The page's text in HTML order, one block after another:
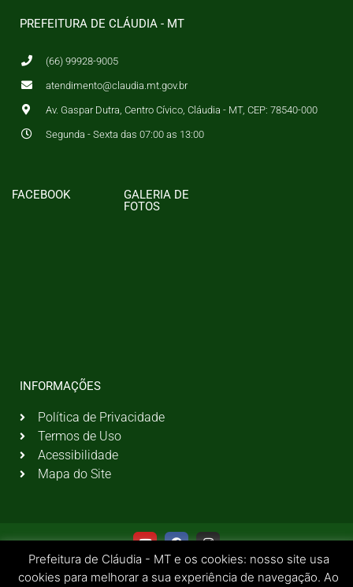
PREFEITURA DE CLÁUDIA - MT
(66) 99928-9005
atendimento@claudia.mt.gov.br
Av. Gaspar Dutra, Centro Cívico, Cláudia - MT, CEP: 78540-000
Segunda - Sexta das 07:00 as 13:00
FACEBOOK
GALERIA DE
FOTOS
INFORMAÇÕES
Política de Privacidade
Termos de Uso
Acessibilidade
Mapa do Site
Prefeitura de Cláudia - MT e os cookies: nosso site usa
cookies para melhorar a sua experiência de navegação. Ao